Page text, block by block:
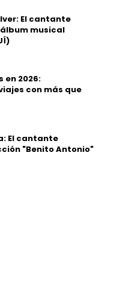
El cantante
musical
en 2026:
con más que
El cantante
"Benito Antonio"